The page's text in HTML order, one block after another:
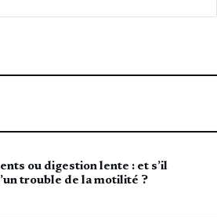
ou digestion lente : et s’il
trouble de la motilité ?